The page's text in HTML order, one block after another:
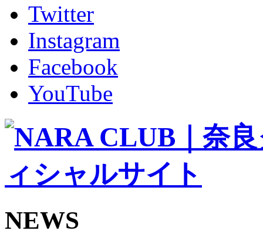
グッズ
ファンコミュニティ
ホームタウン
コラム
その他
TEAM
2026/27トップチーム
2026/27トップチームスタッフ
バモス
チアダンススクール
ボランティアチーム「volundeer」
ビクトリーロード
HOMEGAME
観戦ルール＆マナー
Jリーグ運営管理規定
写真・動画使用ガイドライン
Twitter
Instagram
Facebook
YouTube
NEWS